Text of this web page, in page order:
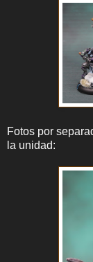
Fotos por
la unidad: